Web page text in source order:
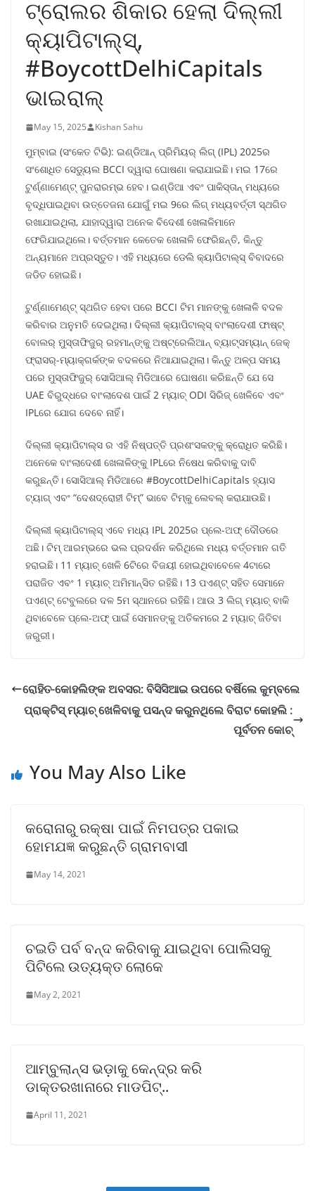
ଟ୍ରୋଲର ଶିକାର ହେଲା ଦିଲ୍ଲୀ
କ୍ୟାପିଟାଲ୍ସ୍,
#BoycottDelhiCapitals
ଭାଇରାଲ୍
May 15, 2025 Kishan Sahu
ମୁମ୍ବାଇ (ସଂକେତ ଟିଭି): ଇଣ୍ଡିଆନ୍ ପ୍ରିମିୟର୍ ଲିଗ୍ (IPL) 2025ର
ସଂଶୋଧିତ ସେଡ୍ୟୁଲ BCCI ଦ୍ୱାରା ଘୋଷଣା କରାଯାଇଛି। ମଇ 17ରେ
ଟୁର୍ଣ୍ଣାମେଣ୍ଟ୍ ପୁନରାରମ୍ଭ ହେବ। ଇଣ୍ଡିଆ ଏବଂ ପାକିସ୍ତାନ୍ ମଧ୍ୟରେ
ବୃଦ୍ଧିପାଇଥିବା ଉତ୍ତେଜନା ଯୋଗୁଁ ମଇ 9ରେ ଲିଗ୍ ମଧ୍ୟବର୍ତ୍ତୀ ସ୍ଥଗିତ
ରଖାଯାଇଥିଲା, ଯାହାଦ୍ୱାରା ଅନେକ ବିଦେଶୀ ଖେଳାଳିମାନେ
ଫେରିଯାଇଥିଲେ। ବର୍ତ୍ତମାନ କେତେକ ଖେଳାଳି ଫେରିଛନ୍ତି, କିନ୍ତୁ
ଅନ୍ୟମାନେ ଅପ୍ରସ୍ତୁତ। ଏହି ମଧ୍ୟରେ ଡେଲି କ୍ୟାପିଟାଲ୍ସ୍ ବିବାଦରେ
ଜଡିତ ହୋଇଛି।
ଟୁର୍ଣ୍ଣାମେଣ୍ଟ୍ ସ୍ଥଗିତ ହେବା ପରେ BCCI ଟିମ ମାନଙ୍କୁ ଖେଳାଳି ବଦଳ
କରିବାର ଅନୁମତି ଦେଇଥିଲା। ଦିଲ୍ଲୀ କ୍ୟାପିଟାଲ୍ସ୍ ବାଂଲାଦେଶୀ ଫାଷ୍ଟ୍
ବୋଲର୍ ମୁସ୍ତାଫିଜୁର୍ ରହମାନ୍ଙ୍କୁ ଅଷ୍ଟ୍ରେଲିଆନ୍ ବ୍ୟାଟ୍ସମ୍ୟାନ୍ ଜେକ୍
ଫ୍ରାସର୍-ମ୍ୟାକ୍ଗର୍କଙ୍କ ବଦଳରେ ନିଆଯାଇଥିଲା। କିନ୍ତୁ ଅଳ୍ପ ସମୟ
ପରେ ମୁସ୍ତାଫିଜୁର୍ ସୋସିଆଲ୍ ମିଡିଆରେ ଘୋଷଣା କରିଛନ୍ତି ଯେ ସେ
UAE ବିରୁଦ୍ଧରେ ବାଂଲାଦେଶ ପାଇଁ 2 ମ୍ୟାଚ୍ ODI ସିରିଜ୍ ଖେଳିବେ ଏବଂ
IPLରେ ଯୋଗ ଦେବେ ନାହିଁ।
ଦିଲ୍ଲୀ କ୍ୟାପିଟାଲ୍ସ ର ଏହି ନିଷ୍ପତ୍ତି ପ୍ରଶଂସକଙ୍କୁ କ୍ରୋଧିତ କରିଛି।
ଅନେକେ ବାଂଲାଦେଶୀ ଖେଳାଳିଙ୍କୁ IPLରେ ନିଷେଧ କରିବାକୁ ଦାବି
କରୁଛନ୍ତି। ସୋସିଆଲ୍ ମିଡିଆରେ #BoycottDelhiCapitals ହ୍ୟାସ
ଟ୍ୟାଗ୍ ଏବଂ “ଦେଶଦ୍ରୋହୀ ଟିମ୍” ଭାବେ ଟିମ୍କୁ ଲେବଲ୍ କରାଯାଉଛି।
ଦିଲ୍ଲୀ କ୍ୟାପିଟାଲ୍ସ୍ ଏବେ ମଧ୍ୟ IPL 2025ର ପ୍ଲେ-ଅଫ୍ ଦୌଡରେ
ଅଛି। ଟିମ୍ ଆରମ୍ଭରେ ଭଲ ପ୍ରଦର୍ଶନ କରିଥିଲେ ମଧ୍ୟ ବର୍ତ୍ତମାନ ଗତି
ହରାଇଛି। 11 ମ୍ୟାଚ୍ ଖେଳି 6ଟିରେ ବିଜୟୀ ହୋଇଥିବାବେଳେ 4ଟାରେ
ପରାଜିତ ଏବଂ 1 ମ୍ୟାଚ୍ ଅମିମାନ୍ସିତ ରହିଛି। 13 ପଏଣ୍ଟ୍ ସହିତ ସେମାନେ
ପଏଣ୍ଟ୍ ଟେବୁଲରେ ଦଳ 5ମ ସ୍ଥାନରେ ରହିଛି। ଆଉ 3 ଲିଗ୍ ମ୍ୟାଚ୍ ବାକି
ଥିବାବେଳେ ପ୍ଲେ-ଅଫ୍ ପାଇଁ ସେମାନଙ୍କୁ ଅତିକମରେ 2 ମ୍ୟାଚ୍ ଜିତିବା
ଜରୁରୀ।
ରୋହିତ-କୋହଲିଙ୍କ ଅବସର: ବିସିସିଆଇ ଉପରେ ବର୍ଷିଲେ କୁମ୍ବଲେ
ପ୍ରାକ୍ଟିସ୍ ମ୍ୟାଚ୍ ଖେଳିବାକୁ ପସନ୍ଦ କରୁନଥିଲେ ବିରାଟ କୋହଲି :
ପୂର୍ବତନ କୋଚ୍
You May Also Like
କରୋନାରୁ ରକ୍ଷା ପାଇଁ ନିମପତ୍ର ପକାଇ
ହୋମଯଜ୍ଞ କରୁଛନ୍ତି ଗ୍ରାମବାସୀ
May 14, 2021
ଚଇତି ପର୍ବ ବନ୍ଦ କରିବାକୁ ଯାଇଥିବା ପୋଲିସକୁ
ପିଟିଲେ ଉତ୍ୟକ୍ତ ଲୋକେ
May 2, 2021
ଆମ୍ବୁଲାନ୍ସ ଭଡ଼ାକୁ କେନ୍ଦ୍ର କରି
ଡାକ୍ତରଖାନାରେ ମାଡପିଟ୍..
April 11, 2021